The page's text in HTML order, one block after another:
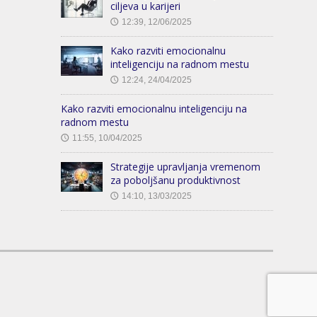
ciljeva u karijeri
🕔 12:39, 12/06/2025
Kako razviti emocionalnu
inteligenciju na radnom mestu
🕔 12:24, 24/04/2025
Kako razviti emocionalnu inteligenciju na
radnom mestu
🕔 11:55, 10/04/2025
Strategije upravljanja vremenom
za poboljšanu produktivnost
🕔 14:10, 13/03/2025